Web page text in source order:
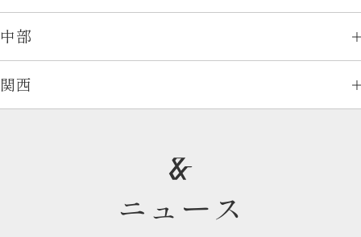
中部
関西
ニュース